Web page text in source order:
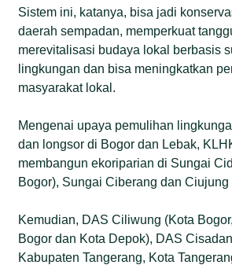
Sistem ini, katanya, bisa jadi
daerah sempadan, memperkuat
merevitalisasi budaya lokal berbasis
lingkungan dan bisa meningkatkan
masyarakat lokal.
Mengenai upaya pemulihan
dan longsor di Bogor dan Lebak,
membangun ekoriparian di Sungai
Bogor), Sungai Ciberang dan Ciujung
Kemudian, DAS Ciliwung (Kota
Bogor dan Kota Depok), DAS
Kabupaten Tangerang, Kota